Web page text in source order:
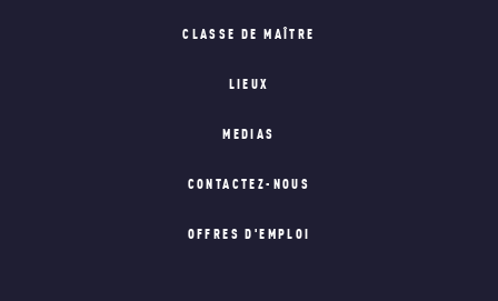
CLASSE DE MAÎTRE
LIEUX
MEDIAS
CONTACTEZ-NOUS
OFFRES D'EMPLOI